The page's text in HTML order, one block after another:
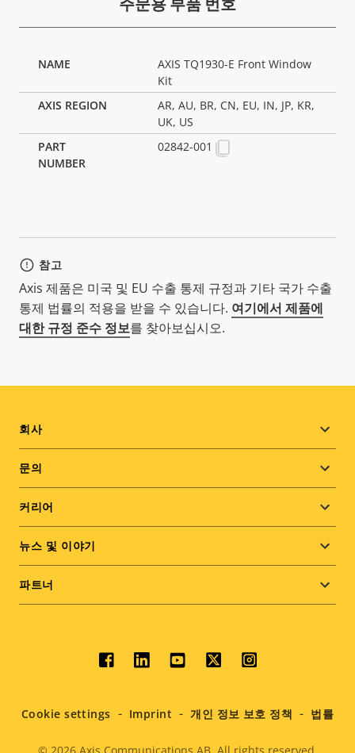
AXIS TQ1930-E Front Window
Kit
AR, AU, BR, CN, EU, IN, JP, KR,
UK, US
02842-001
참고
Axis 제품은 미국 및 EU 수출 통제 규정과 기타 국가 수출
통제 법률의 적용을 받을 수 있습니다. 여기에서 제품에
대한 규정 준수 정보를 찾아보십시오.
Footer
menu
회사
문의
커리어
뉴스 및 이야기
파트너
Social
menu
Cookie settings Imprint 개인 정보 보호 정책 법률